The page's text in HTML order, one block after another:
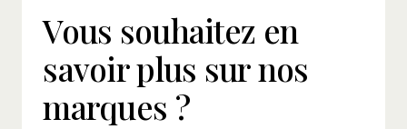
Vous souhaitez en
savoir plus sur nos
marques ?